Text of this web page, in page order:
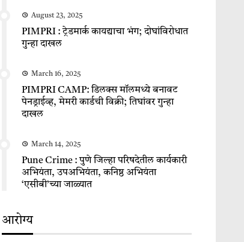
August 23, 2025
PIMPRI : ट्रेडमार्क कायद्याचा भंग; दोघांविरोधात
गुन्हा दाखल
March 16, 2025
PIMPRI CAMP: डिलक्स मॉलमध्ये बनावट
पेनड्राईव्ह, मेमरी कार्डची विक्री; तिघांवर गुन्हा
दाखल
March 14, 2025
Pune Crime : पुणे जिल्हा परिषदेतील कार्यकारी
अभियंता, उपअभियंता, कनिष्ठ अभियंता
‘एसीबी’च्या जाळ्यात
आरोग्य